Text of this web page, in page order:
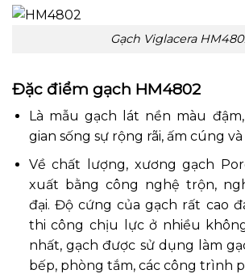
Gạch Viglacera
Đặc điểm gạch HM4802
Là mẫu gạch lát nền màu
gian sống sự rộng rãi, ấm cúng
Về chất lượng, xương gạch
xuất bằng công nghệ trộn,
đại. Độ cứng của gạch rất cao
thi công chịu lực ở nhiều
nhất, gạch được sử dụng làm
bếp, phòng tắm, các công trình